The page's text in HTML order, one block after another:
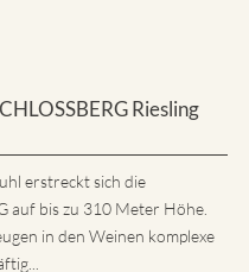
Riesling
erstreckt sich die
auf bis zu 310 Meter Höhe.
in den Weinen komplexe